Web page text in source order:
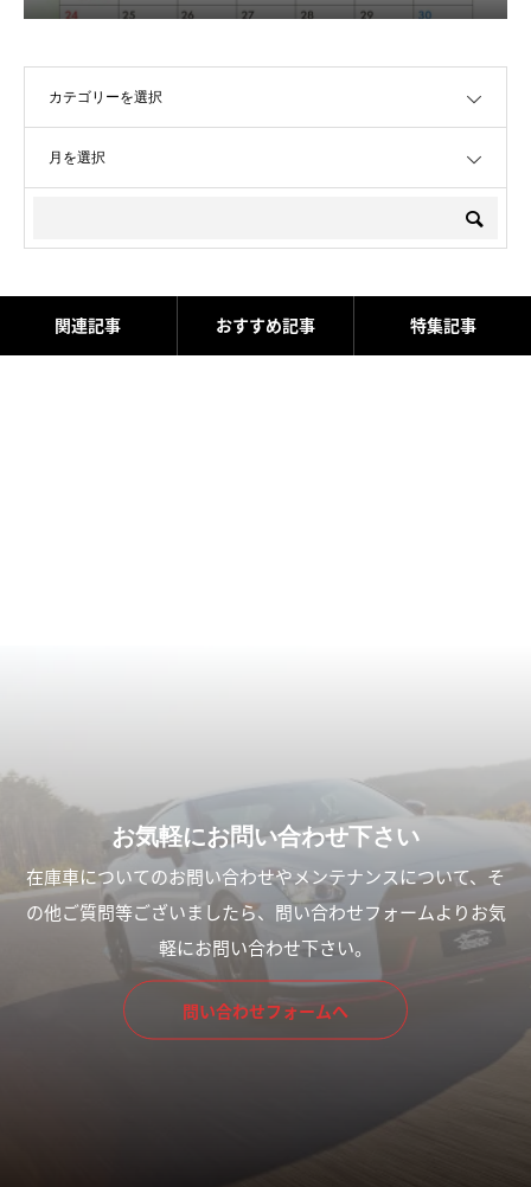
関連記事 おすすめ記事 特集記事
2026.07.11
中古車販売のローンについて
６月営業カレンダーのお知ら
せ
2026.05.25
お気軽にお問い合わせ下さい
在庫車についてのお問い合わせやメンテナンスについて、そ
の他ご質問等ございましたら、問い合わせフォームよりお気
軽にお問い合わせ下さい。
問い合わせフォームへ